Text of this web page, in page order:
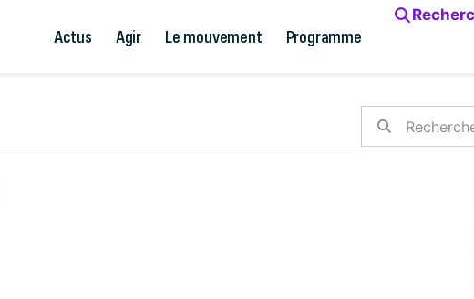
Actus Agir Le mouvement Programme